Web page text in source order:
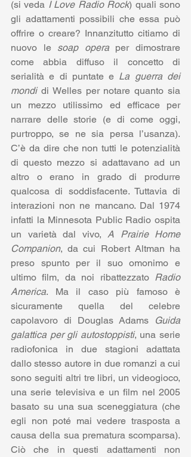
(si veda I Love Radio Rock) quali sono
gli adattamenti possibili che essa può
offrire o creare? Innanzitutto citiamo di
nuovo le soap opera per dimostrare
come abbia diffuso il concetto di
serialità e di puntate e La guerra dei
mondi di Welles per notare quanto sia
un mezzo utilissimo ed efficace per
narrare delle storie (e di come oggi,
purtroppo, se ne sia persa l’usanza).
C’è da dire che non tutti le potenzialità
di questo mezzo si adattavano ad un
altro o erano in grado di produrre
qualcosa di soddisfacente. Tuttavia di
interazioni non ne mancano. Dal 1974
infatti la Minnesota Public Radio ospita
un varietà dal vivo, A Prairie Home
Companion, da cui Robert Altman ha
preso spunto per il suo omonimo e
ultimo film, da noi ribattezzato Radio
America. Ma il caso più famoso è
sicuramente quella del celebre
capolavoro di Douglas Adams
Guida
galattica per gli autostoppisti, una serie
radiofonica in due stagioni adattata
dallo stesso autore in due romanzi a cui
sono seguiti altri tre libri, un videogioco,
una serie televisiva e un film nel 2005
basato su una sua sceneggiatura (che
egli non poté mai vedere trasposta a
causa della sua prematura scomparsa).
Ciò che in questi adattamenti non